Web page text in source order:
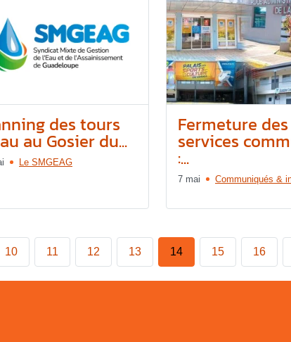
des tours
au Gosier du...
Le SMGEAG
Fermeture des
services
:...
7 mai Communiqués &
10 11 12 13 14 15 16